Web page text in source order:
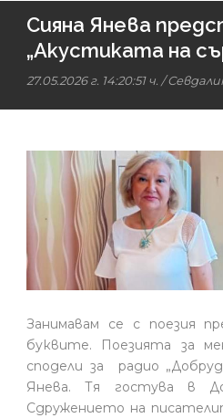
Сияна Янева
„Акустиката на
27.05.2026 г. 14:20:51 ч. /
Занимавам се с поезия
буквите. Поезията за
сподели за радио
Янева. Тя гостува в
Сдружението на